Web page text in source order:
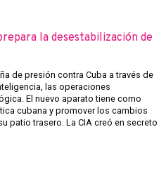
la desestabilización de
de presión contra Cuba a través de
las operaciones
El nuevo aparato tiene como
cubana y promover los cambios
patio trasero. La CIA creó en secreto